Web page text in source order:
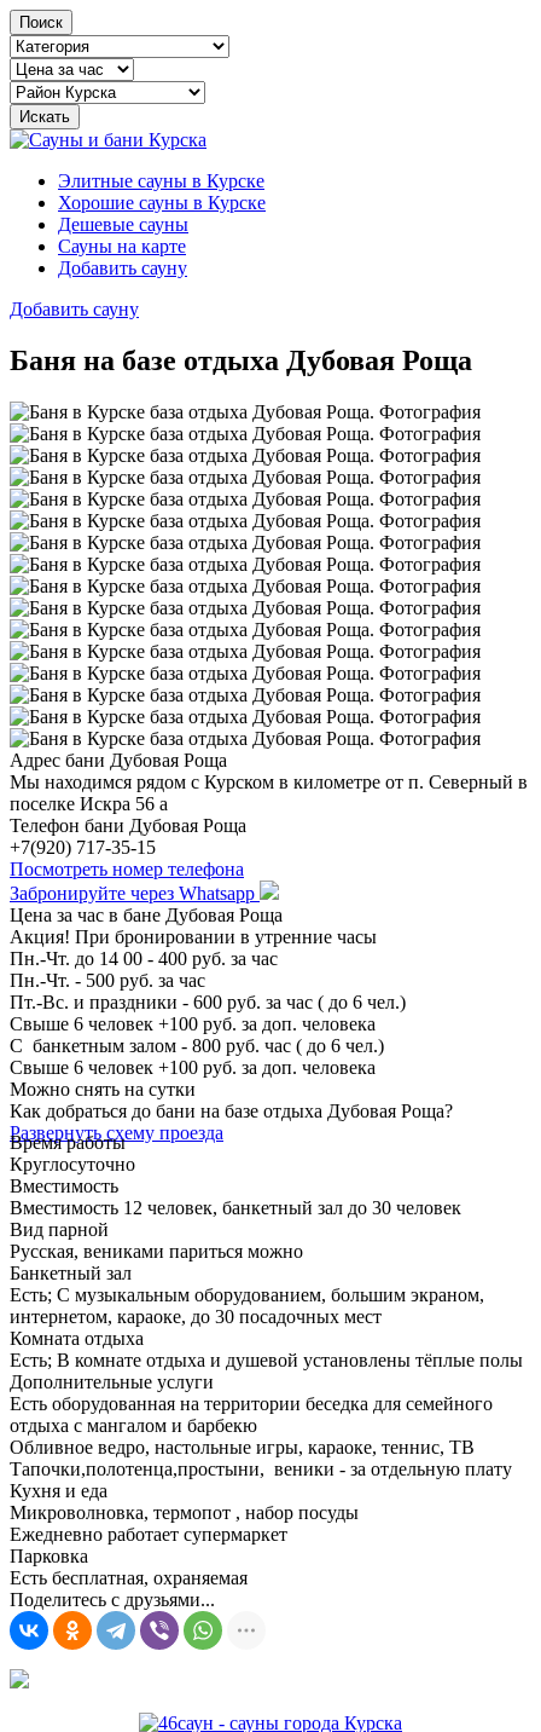
Поиск
Элитные сауны в Курске
Хорошие сауны в Курске
Дешевые сауны
Сауны на карте
Добавить сауну
Добавить сауну
Баня на базе отдыха Дубовая Роща
Адрес бани Дубовая Роща
Мы находимся рядом с Курском в километре от п. Северный в
поселке Искра 56 а
Телефон бани Дубовая Роща
+7(920) 717-35-15
Посмотреть номер телефона
Забронируйте через Whatsapp
Цена за час в бане Дубовая Роща
Акция! При бронировании в утренние часы
Пн.-Чт. до 14 00 - 400 руб. за час
Пн.-Чт. - 500 руб. за час
Пт.-Вс. и праздники - 600 руб. за час ( до 6 чел.)
Свыше 6 человек +100 руб. за доп. человека
С банкетным залом - 800 руб. час ( до 6 чел.)
Свыше 6 человек +100 руб. за доп. человека
Можно снять на сутки
Как добраться до бани на базе отдыха Дубовая Роща?
Развернуть схему проезда
Время работы
Круглосуточно
Вместимость
Вместимость 12 человек, банкетный зал до 30 человек
Вид парной
Русская, вениками париться можно
Банкетный зал
Есть; C музыкальным оборудованием, большим экраном,
интернетом, караоке, до 30 посадочных мест
Комната отдыха
Есть; В комнате отдыха и душевой установлены тёплые полы
Дополнительные услуги
Есть оборудованная на территории беседка для семейного
отдыха с мангалом и барбекю
Обливное ведро, настольные игры, караоке, теннис, ТВ
Тапочки,полотенца,простыни, веники - за отдельную плату
Кухня и еда
Микроволновка, термопот , набор посуды
Ежедневно работает супермаркет
Парковка
Есть бесплатная, охраняемая
Поделитесь с друзьями...